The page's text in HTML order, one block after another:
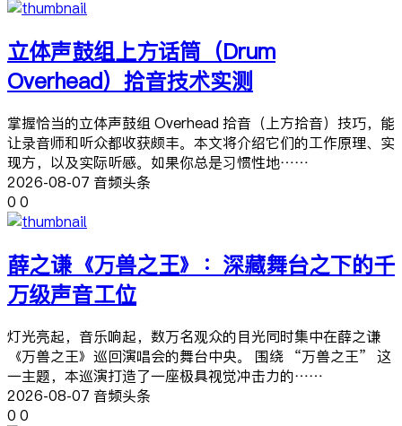
立体声鼓组上方话筒（Drum
Overhead）拾音技术实测
掌握恰当的立体声鼓组 Overhead 拾音（上方拾音）技巧，能
让录音师和听众都收获颇丰。本文将介绍它们的工作原理、实
现方，以及实际听感。如果你总是习惯性地……
2026-08-07 音频头条
0 0
薛之谦《万兽之王》：深藏舞台之下的千
万级声音工位
灯光亮起，音乐响起，数万名观众的目光同时集中在薛之谦
《万兽之王》巡回演唱会的舞台中央。 围绕 “万兽之王” 这
一主题，本巡演打造了一座极具视觉冲击力的……
2026-08-07 音频头条
0 0